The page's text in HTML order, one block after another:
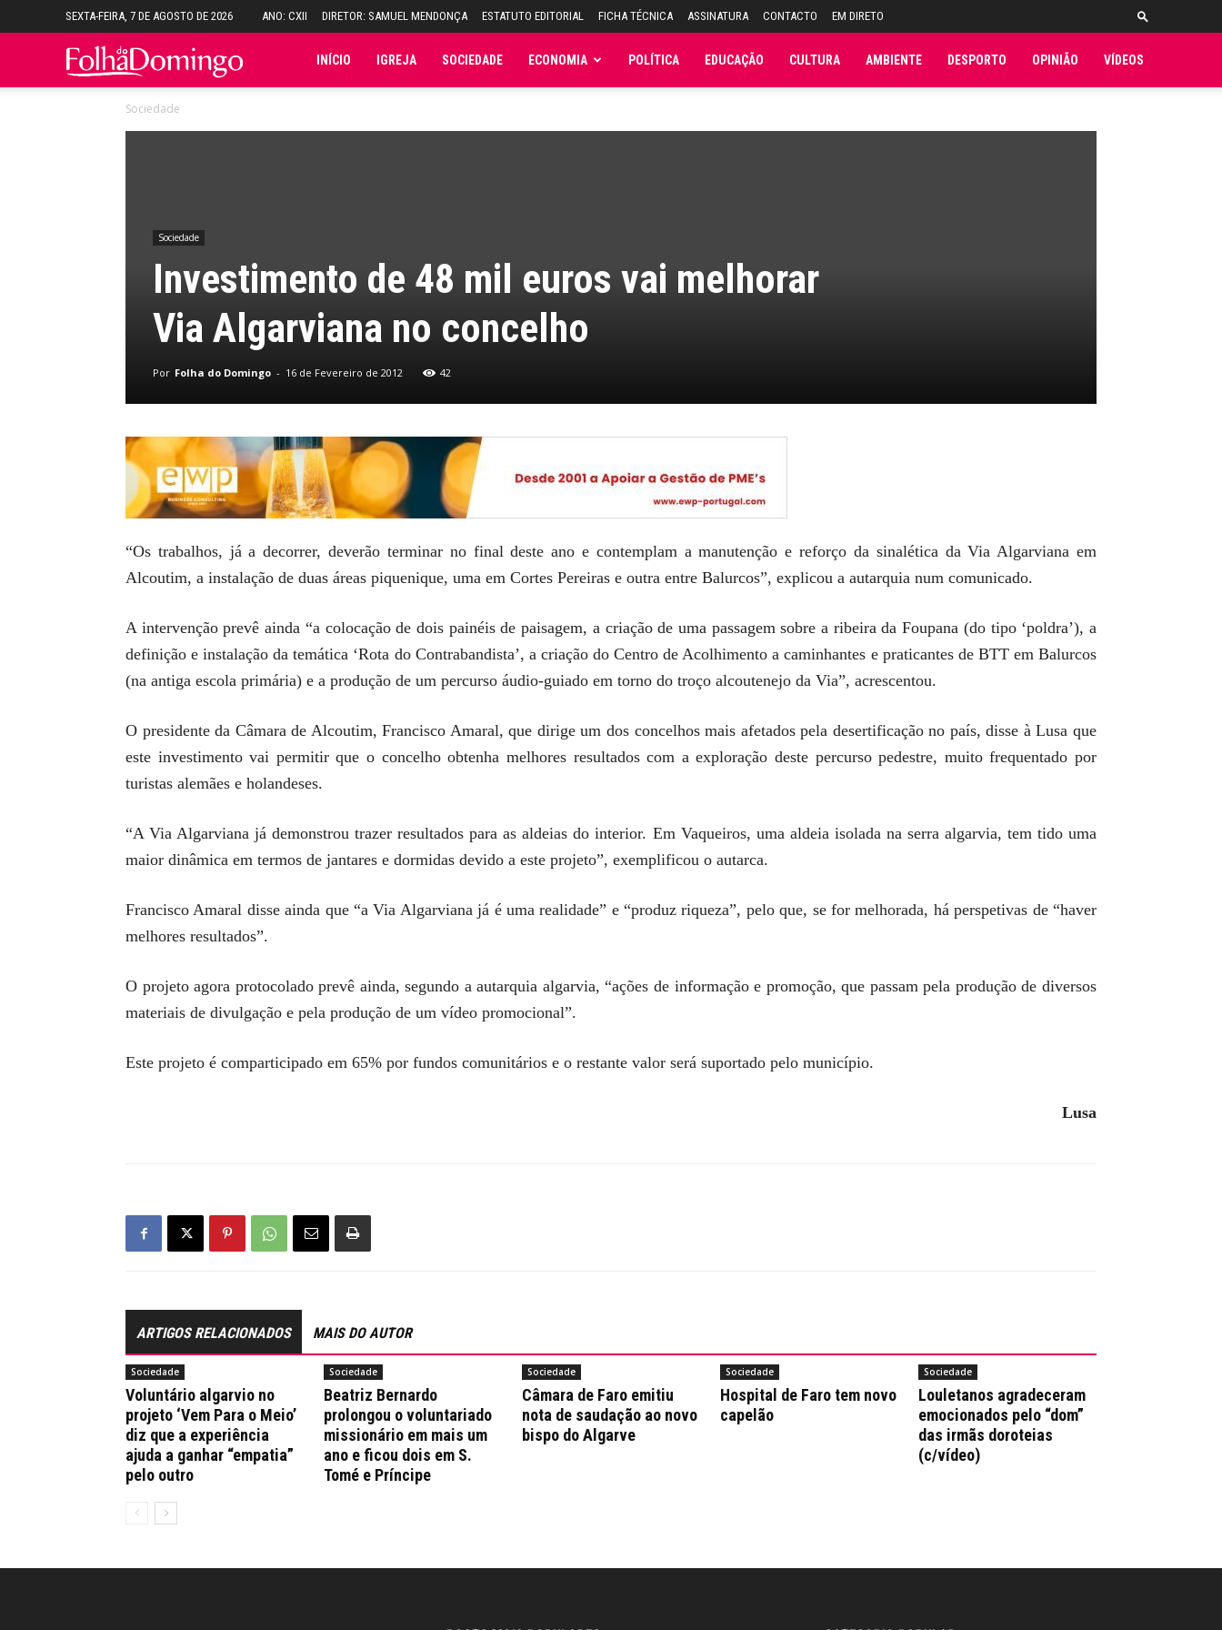
SEXTA-FEIRA, 7 DE AGOSTO DE 2026 ANO: CXII DIRETOR: SAMUEL MENDONÇA ESTATUTO EDITORIAL FICHA TÉCNICA ASSINATURA CONTACTO EM DIRETO
Folha INÍCIO IGREJA SOCIEDADE ECONOMIA POLÍTICA EDUCAÇÃO CULTURA AMBIENTE DESPORTO OPINIÃO VÍDEOS
Sociedade
Sociedade
Investimento de 48 mil euros vai melhorar
Via Algarviana no concelho
Por Folha do Domingo - 16 de Fevereiro de 2012 42
“Os trabalhos, já a decorrer, deverão terminar no final deste ano e contemplam a manutenção e reforço da sinalética da Via Algarviana em
Alcoutim, a instalação de duas áreas piquenique, uma em Cortes Pereiras e outra entre Balurcos”, explicou a autarquia num comunicado.
A intervenção prevê ainda “a colocação de dois painéis de paisagem, a criação de uma passagem sobre a ribeira da Foupana (do tipo ‘poldra’), a
definição e instalação da temática ‘Rota do Contrabandista’, a criação do Centro de Acolhimento a caminhantes e praticantes de BTT em Balurcos
(na antiga escola primária) e a produção de um percurso áudio-guiado em torno do troço alcoutenejo da Via”, acrescentou.
O presidente da Câmara de Alcoutim, Francisco Amaral, que dirige um dos concelhos mais afetados pela desertificação no país, disse à Lusa que
este investimento vai permitir que o concelho obtenha melhores resultados com a exploração deste percurso pedestre, muito frequentado por
turistas alemães e holandeses.
“A Via Algarviana já demonstrou trazer resultados para as aldeias do interior. Em Vaqueiros, uma aldeia isolada na serra algarvia, tem tido uma
maior dinâmica em termos de jantares e dormidas devido a este projeto”, exemplificou o autarca.
Francisco Amaral disse ainda que “a Via Algarviana já é uma realidade” e “produz riqueza”, pelo que, se for melhorada, há perspetivas de “haver
melhores resultados”.
O projeto agora protocolado prevê ainda, segundo a autarquia algarvia, “ações de informação e promoção, que passam pela produção de diversos
materiais de divulgação e pela produção de um vídeo promocional”.
Este projeto é comparticipado em 65% por fundos comunitários e o restante valor será suportado pelo município.
Lusa
ARTIGOS RELACIONADOS MAIS DO AUTOR
Sociedade
Voluntário algarvio no
projeto ‘Vem Para o Meio’
diz que a experiência
ajuda a ganhar “empatia”
pelo outro
Sociedade
Beatriz Bernardo
prolongou o voluntariado
missionário em mais um
ano e ficou dois em S.
Tomé e Príncipe
Sociedade
Câmara de Faro emitiu
nota de saudação ao novo
bispo do Algarve
Sociedade
Hospital de Faro tem novo
capelão
Sociedade
Louletanos agradeceram
emocionados pelo “dom”
das irmãs doroteias
(c/vídeo)